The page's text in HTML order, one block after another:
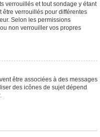
verrouillés et tout sondage y étant
être verrouillés pour différentes
Selon les permissions
non verrouiller vos propres
être associées à des messages
des icônes de sujet dépend